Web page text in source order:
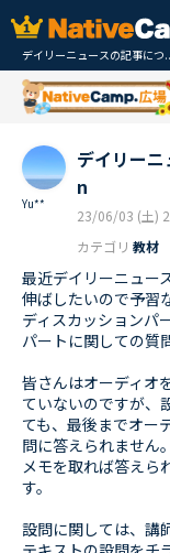
デイリーニュースの記事につ
Yu**
デイリー
n
23/06/03 (土)
カテゴリ 教材
最近デイリーニュー
伸ばしたいので予習
ディスカッションパ
パートに関しての質
皆さんはオーディオ
ていないのですが、
ても、最後までオー
問に答えられません。
メモを取れば答えら
す。
設問に関しては、講